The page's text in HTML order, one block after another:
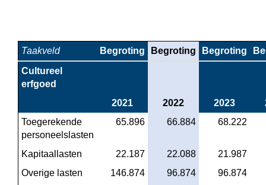
Taakveld Begroting Begroting Begroting
Cultureel
erfgoed
2021
2022 2023
Toegerekende
personeelslasten
65.896 66.884 68.222
Kapitaallasten 22.187 22.088
21.987
Overige lasten
146.874 96.874
96.874